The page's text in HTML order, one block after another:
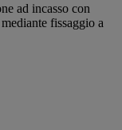
ad incasso con
fissaggio a